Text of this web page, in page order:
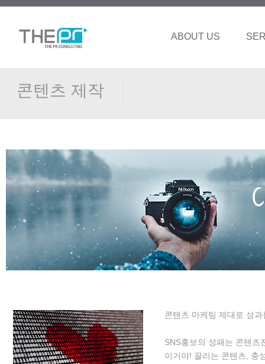
ABOUT US
콘텐츠 제작
콘텐츠 마케팅 제대로 성
SNS홍보의 성패는 콘텐츠
이거야! 끌리는 콘텐츠, 충